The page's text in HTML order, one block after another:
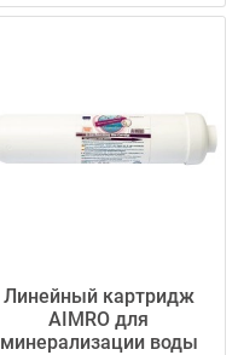
Линейный картридж
AIMRO для
минерализации воды